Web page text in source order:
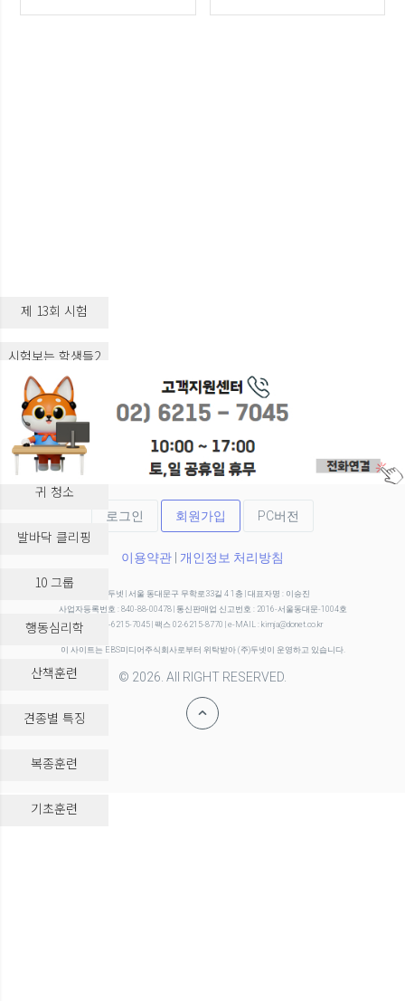
제 13회 시험
시험보는 학생들2
시험보는 학생들3
실습 교육
귀 청소
발바닥 클리핑
10 그룹
행동심리학
산책훈련
견종별 특징
복종훈련
기초훈련
로그인 회원가입 PC버전
이용약관 개인정보 처리방침
(주)두넷 | 서울 동대문구 무학로33길 4 1층 | 대표자명 : 이승진
사업자등록번호 : 840-88-00478 | 통신판매업 신고번호 : 2016-서울동대문-1004호
전화 02-6215-7045 | 팩스 02-6215-8770 | e-MAIL : kimja@donet.co.kr
이 사이트는 EBS미디어주식회사로부터 위탁받아 (주)두넷이 운영하고 있습니다.
© 2026. All RIGHT RESERVED.